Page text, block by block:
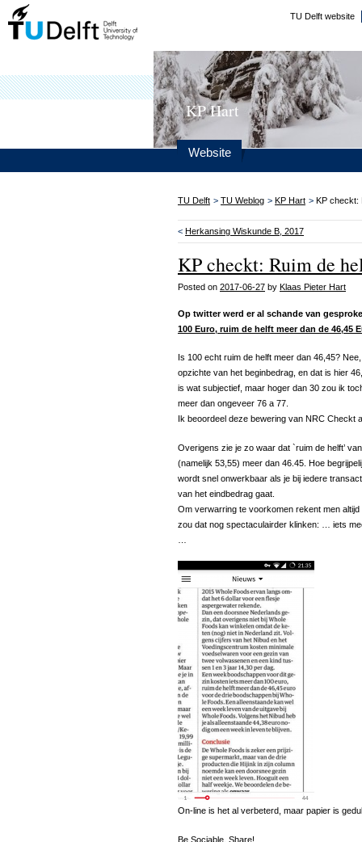
TU Delft website
KP Hart
Website
TU Delft > TU Weblog > KP Hart > KP checkt:
< Herkansing Wiskunde B, 2017
KP checkt: Ruim de
Posted on 2017-06-27 by Klaas Pieter Hart
Op twitter werd er al schande van
100 Euro, ruim de helft meer dan de 46,45
Is 100 echt ruim de helft meer dan 46,45?
opzichte van het beginbedrag, en dat is hier
is wat subjectief, maar hoger dan 30 zou ik
meer dan ongeveer 76 a 77.
Ik beoordeel deze bewering van NRC Checkt
Overigens zie je zo waar dat `ruim de helft’
(namelijk 53,55) meer dan 46.45. Hoe
wordt snel onwerkbaar als je bij iedere
van het eindbedrag gaat.
Om verwarring te voorkomen rekent men
zou dat nog spectaculairder klinken: … iets
On-line is het al verbeterd, maar papier is
Be Sociable, Share!